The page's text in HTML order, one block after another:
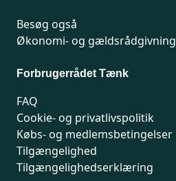
Besøg også
Økonomi- og gældsrådgivning
Forbrugerrådet Tænk
FAQ
Cookie- og privatlivspolitik
Købs- og medlemsbetingelser
Tilgængelighed
Tilgængelighedserklæring